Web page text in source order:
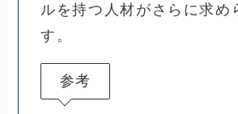
ルを持つ人材がさらに求め
す。
参考